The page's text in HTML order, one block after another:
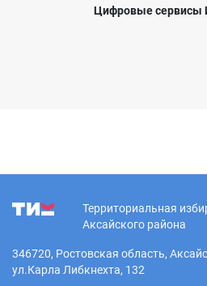
Цифровые сервисы
Территориальная
Аксайского района
346720, Ростовская область,
ул.Карла Либкнехта, 132